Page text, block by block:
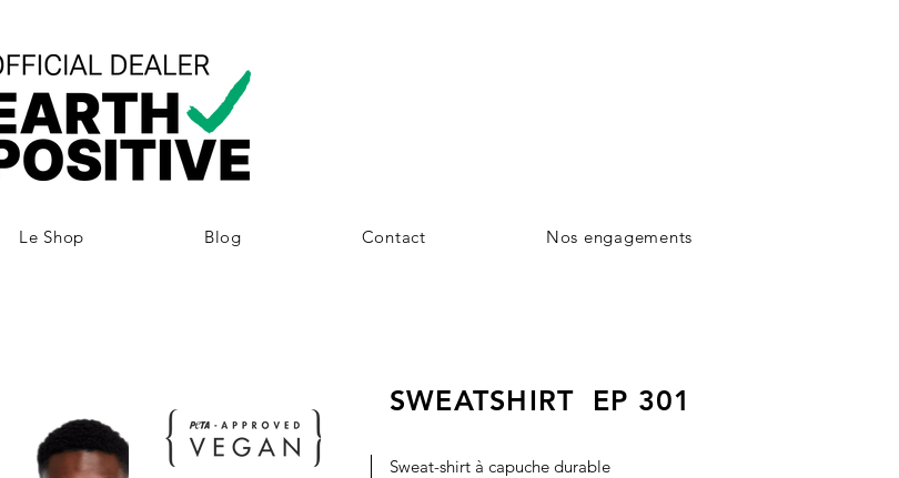
Le Shop Blog Contact Nos engagements
SWEATSHIRT EP 301
Sweat-shirt à capuche durable